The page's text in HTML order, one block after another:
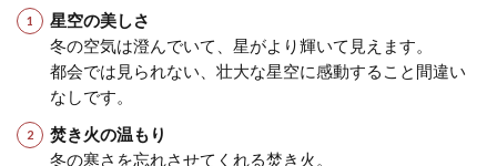
星空の美しさ
冬の空気は澄んでいて、星がより輝いて見えます。
都会では見られない、壮大な星空に感動すること間違い
なしです。
焚き火の温もり
冬の寒さを忘れさせてくれる焚き火。